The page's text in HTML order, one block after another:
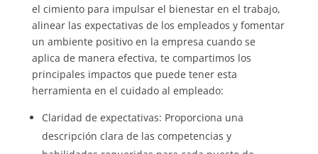
el cimiento para impulsar el bienestar en el trabajo,
alinear las expectativas de los empleados y fomentar
un ambiente positivo en la empresa cuando se
aplica de manera efectiva, te compartimos los
principales impactos que puede tener esta
herramienta en el cuidado al empleado:
Claridad de expectativas: Proporciona una
descripción clara de las competencias y